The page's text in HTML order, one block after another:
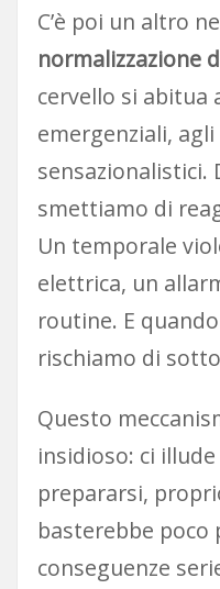
C’è poi un altro
normalizzazione
cervello si abitua
emergenziali,
sensazionalistici.
smettiamo di
Un temporale
elettrica, un
routine. E
rischiamo di
Questo
insidioso: ci
prepararsi,
basterebbe poco
conseguenze